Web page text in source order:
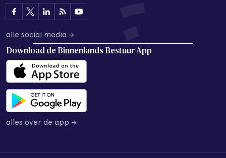
alle social media →
Download de Binnenlands Bestuur App
alles over de app →